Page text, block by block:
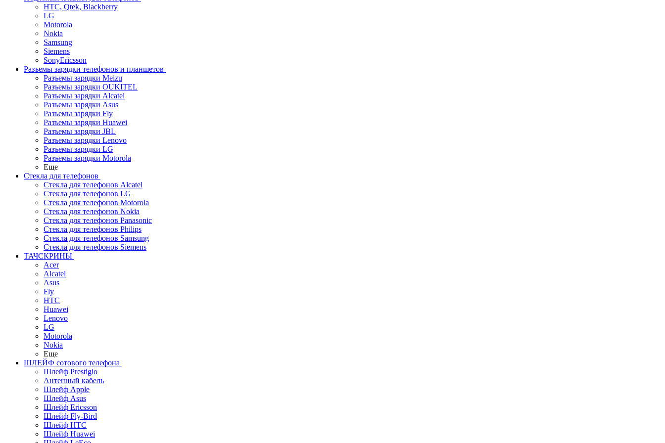
HTC, Qtek, Blackberry
LG
Motorola
Nokia
Samsung
Siemens
SonyEricsson
Разъемы зарядки телефонов и планшетов
Разъемы зарядки Meizu
Разъемы зарядки OUKITEL
Разъемы зарядки Alcatel
Разъемы зарядки Asus
Разъемы зарядки Fly
Разъемы зарядки Huawei
Разъемы зарядки JBL
Разъемы зарядки Lenovo
Разъемы зарядки LG
Разъемы зарядки Motorola
Еще
Стекла для телефонов
Стекла для телефонов Alcatel
Стекла для телефонов LG
Стекла для телефонов Motorola
Стекла для телефонов Nokia
Стекла для телефонов Panasonic
Стекла для телефонов Philips
Стекла для телефонов Samsung
Стекла для телефонов Siemens
ТАЧСКРИНЫ
Acer
Alcatel
Asus
Fly
HTC
Huawei
Lenovo
LG
Motorola
Nokia
Еще
ШЛЕЙФ сотового телефона
Шлейф Prestigio
Антенный кабель
Шлейф Apple
Шлейф Asus
Шлейф Ericsson
Шлейф Fly-Bird
Шлейф HTC
Шлейф Huawei